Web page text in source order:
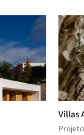
Villas